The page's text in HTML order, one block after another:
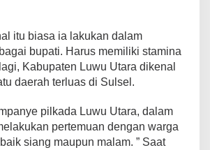
,
H
a
r
n
i
I
itu biasa ia lakukan dalam
bupati. Harus memiliki stamina
Kabupaten Luwu Utara dikenal
daerah terluas di Sulsel.
pilkada Luwu Utara, dalam
pertemuan dengan warga
siang maupun malam. ” Saat